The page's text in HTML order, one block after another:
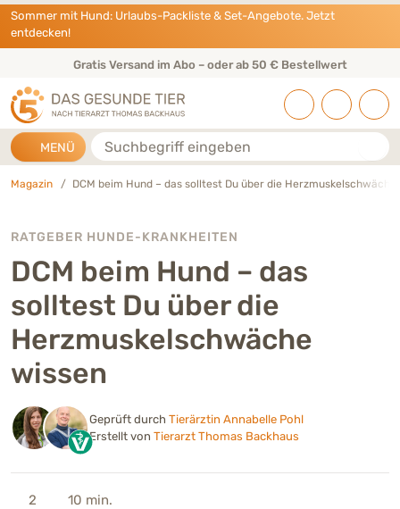
Direkt zu:
INHALT
HAUPTMENÜ
FOOTER
Sommer mit Hund: Urlaubs-Packliste & Set-Angebote. Jetzt
entdecken!
Gratis Versand im Abo – oder ab 50 € Bestellwert
MENÜ Suche
Magazin DCM beim Hund – das solltest Du über die Herzmuskelschwäche
RATGEBER HUNDE-KRANKHEITEN
DCM beim Hund – das
solltest Du über die
Herzmuskelschwäche
wissen
Geprüft durch Tierärztin Annabelle Pohl
Erstellt von Tierarzt Thomas Backhaus
2 10 min.